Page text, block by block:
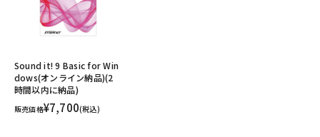
Sound it! 9 Basic for Win
dows(オンライン納品)(2
時間以内に納品)
販売価格¥7,700(税込)